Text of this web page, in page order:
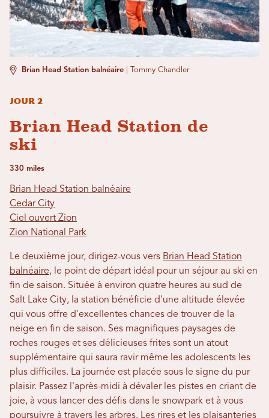
Brian Head Station balnéaire Tommy Chandler
Jour 2
Brian Head Station de
ski
330 miles
Brian Head Station balnéaire
Cedar City
Ciel ouvert Zion
Zion National Park
Le deuxième jour, dirigez-vous vers Brian Head Station
balnéaire, le point de départ idéal pour un séjour au ski en
fin de saison. Située à environ quatre heures au sud de
Salt Lake City, la station bénéficie d'une altitude élevée
qui vous offre d'excellentes chances de trouver de la
neige en fin de saison. Ses magnifiques paysages de
roches rouges et ses délicieuses frites sont un atout
supplémentaire qui saura ravir même les adolescents les
plus difficiles. La journée est placée sous le signe du pur
plaisir. Passez l'après-midi à dévaler les pistes en criant de
joie, à vous lancer des défis dans le snowpark et à vous
poursuivre à travers les arbres. Les rires et les plaisanteries